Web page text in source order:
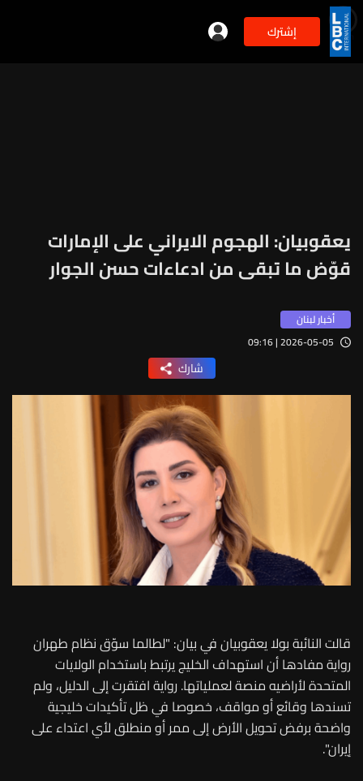
إشترك 2min
يعقوبيان: الهجوم الايراني على الإمارات
قوّض ما تبقى من ادعاءات حسن الجوار
أخبار لبنان
2026-05-05 | 09:16
شارك
قالت النائبة بولا يعقوبيان في بيان: "لطالما سوّق نظام طهران
رواية مفادها أن استهداف الخليج يرتبط باستخدام الولايات
المتحدة لأراضيه منصة لعملياتها. رواية افتقرت إلى الدليل، ولم
تسندها وقائع أو مواقف، خصوصا في ظل تأكيدات خليجية
واضحة برفض تحويل الأرض إلى ممر أو منطلق لأي اعتداء على
إيران".